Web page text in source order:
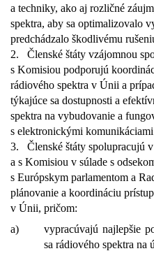
a techniky, ako aj rozličné
spektra, aby sa optimalizovalo
predchádzalo škodlivému
2.
Členské štáty vzájomnou
s Komisiou podporujú
rádiového spektra v Únii a
týkajúce sa dostupnosti a
spektra na vybudovanie a
s elektronickými
3.
Členské štáty spolupracujú
a s Komisiou v súlade s
s Európskym parlamentom a
plánovanie a koordináciu
v Únii, pričom:
a)
vypracúvajú najlepšie
sa rádiového spektra na